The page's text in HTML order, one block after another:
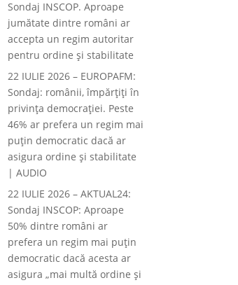
Sondaj INSCOP. Aproape
jumătate dintre români ar
accepta un regim autoritar
pentru ordine și stabilitate
22 IULIE 2026 – EUROPAFM:
Sondaj: românii, împărțiți în
privința democrației. Peste
46% ar prefera un regim mai
puțin democratic dacă ar
asigura ordine și stabilitate
| AUDIO
22 IULIE 2026 – AKTUAL24:
Sondaj INSCOP: Aproape
50% dintre români ar
prefera un regim mai puțin
democratic dacă acesta ar
asigura „mai multă ordine și